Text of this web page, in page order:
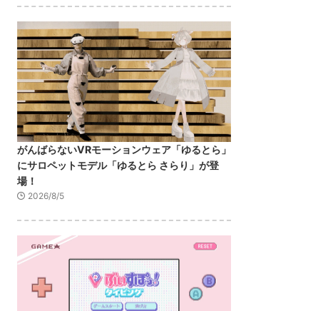
がんばらないVRモーションウェア「ゆるとら」
にサロペットモデル「ゆるとら さらり」が登
場！
2026/8/5